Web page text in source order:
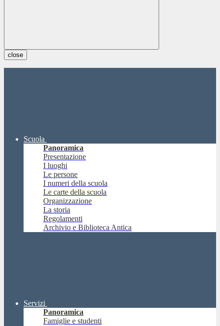
close
Scuola
Panoramica
Presentazione
I luoghi
Le persone
I numeri della scuola
Le carte della scuola
Organizzazione
La storia
Regolamenti
Archivio e Biblioteca Antica
Servizi
Panoramica
Famiglie e studenti